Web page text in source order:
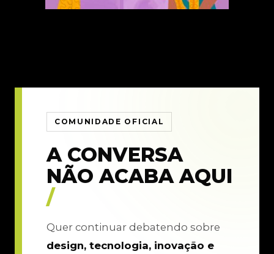
COMUNIDADE OFICIAL
A CONVERSA
NÃO ACABA AQUI
/
Quer continuar debatendo sobre
design, tecnologia, inovação e